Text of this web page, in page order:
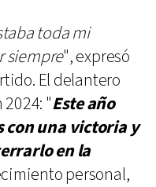
toda mi
siempre", expresó
El delantero
"Este año
con una victoria y
en la
personal,